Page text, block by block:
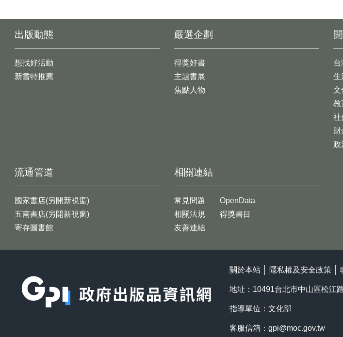
出版動態
想找好活動
新書特推薦
台
生
文
教
社
財
政
嚴選企劃
得獎好書
主題書展
焦點人物
流通管道
國家書店(另開新視窗)
五南書店(另開新視窗)
寄存圖書館
相關連結
常見問題
相關法規
友善連結
OpenData
得獎書目
關於本站 隱私權及安全政策
地址：10491台北市中山區松江
指導單位：文化部
客服信箱： gpi@moc.gov.tw